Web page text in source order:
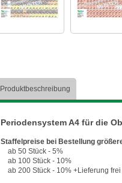
Produktbeschreibung
Periodensystem A4 für die
Staffelpreise bei Bestellung
ab 50 Stück - 5%
ab 100 Stück - 10%
ab 200 Stück - 10% +Lieferung